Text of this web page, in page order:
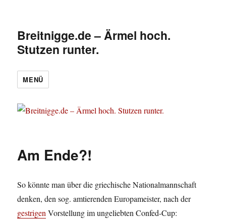
Breitnigge.de – Ärmel hoch.
Stutzen runter.
MENÜ
Am Ende?!
So könnte man über die griechische Nationalmannschaft
denken, den sog. amtierenden Europameister, nach der
gestrigenVorstellung im ungeliebten Confed-Cup: